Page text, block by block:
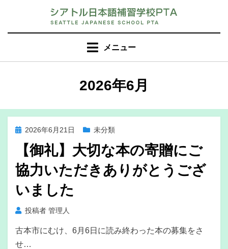
す
メニュー
月
:
2026年6月
投 2026年6月21日 未分類
【御礼】大切な本の寄贈にご
協力いただきありがとうござ
いました
投稿者 管理人
古本市にむけ、6月6日に読み終わった本の募集をさ
せ…